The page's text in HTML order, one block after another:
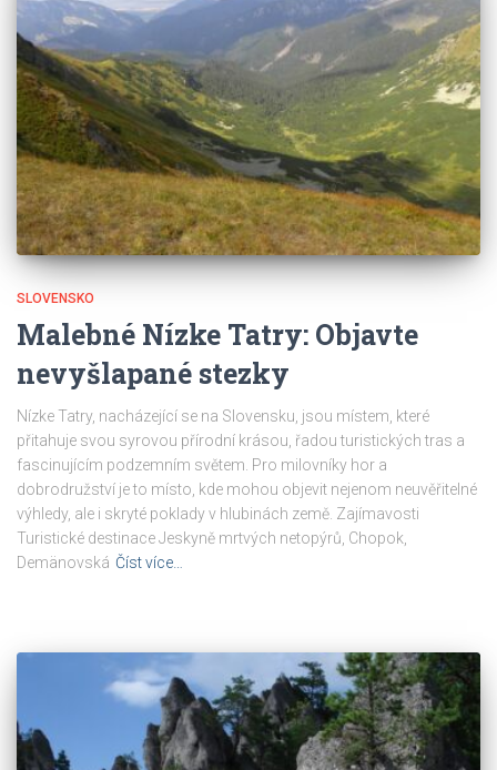
SLOVENSKO
Malebné Nízke Tatry: Objavte
nevyšlapané stezky
Nízke Tatry, nacházející se na Slovensku, jsou místem, které
přitahuje svou syrovou přírodní krásou, řadou turistických tras a
fascinujícím podzemním světem. Pro milovníky hor a
dobrodružství je to místo, kde mohou objevit nejenom neuvěřitelné
výhledy, ale i skryté poklady v hlubinách země. Zajímavosti
Turistické destinace Jeskyně mrtvých netopýrů, Chopok,
Demänovská Číst více…